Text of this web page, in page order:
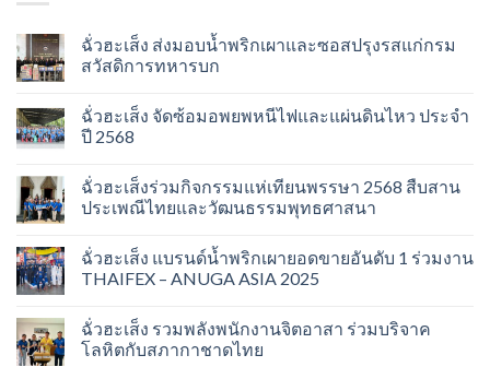
ฉั่วฮะเส็ง ส่งมอบน้ำพริกเผาและซอสปรุงรสแก่กรม
สวัสดิการทหารบก
ฉั่วฮะเส็ง จัดซ้อมอพยพหนีไฟและแผ่นดินไหว ประจำ
ปี 2568
ฉั่วฮะเส็งร่วมกิจกรรมแห่เทียนพรรษา 2568 สืบสาน
ประเพณีไทยและวัฒนธรรมพุทธศาสนา
ฉั่วฮะเส็ง แบรนด์น้ำพริกเผายอดขายอันดับ 1 ร่วมงาน
THAIFEX – ANUGA ASIA 2025
ฉั่วฮะเส็ง รวมพลังพนักงานจิตอาสา ร่วมบริจาค
โลหิตกับสภากาชาดไทย